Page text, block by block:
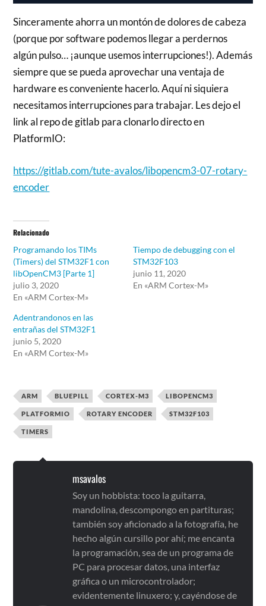
Sinceramente ahorra un montón de dolores de cabeza
(porque por software podemos llegar a perdernos
algún pulso… ¡aunque usemos interrupciones!). Además
siempre que se pueda aprovechar una ventaja de
hardware es conveniente hacerlo. Aquí ni siquiera
necesitamos interrupciones para trabajar. Les dejo el
link al repo de gitlab para clonarlo directo en
PlatformIO:
https://gitlab.com/tute-avalos/libopencm3-07-rotary-
encoder
Relacionado
Programando los TIMs
(Timers) del STM32F1 con
libOpenCM3 [Parte 1]
julio 3, 2020
En «ARM Cortex-M»
Tiempo de debugging con el
STM32F103
junio 11, 2020
En «ARM Cortex-M»
Adentrandonos en las
entrañas del STM32F1
junio 5, 2020
En «ARM Cortex-M»
ARM BLUEPILL CORTEX-M3 LIBOPENCM3
PLATFORMIO ROTARY ENCODER STM32F103
TIMERS
msavalos
Soy un hobbista: toco la guitarra,
mandolina, descompongo en partituras;
también soy aficionado a la fotografía, he
hecho algún cursillo por ahí; me encanta
la programación, sea de un programa de
PC para procesar datos, una interfaz
gráfica o un microcontrolador;
evidentemente linuxero; y, cayéndose de